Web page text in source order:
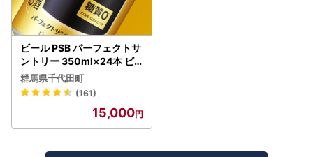
ビール PSB パーフェクトサ
ントリー 350ml×24本 ビ
ール
群馬県千代田町
(161)
15,000